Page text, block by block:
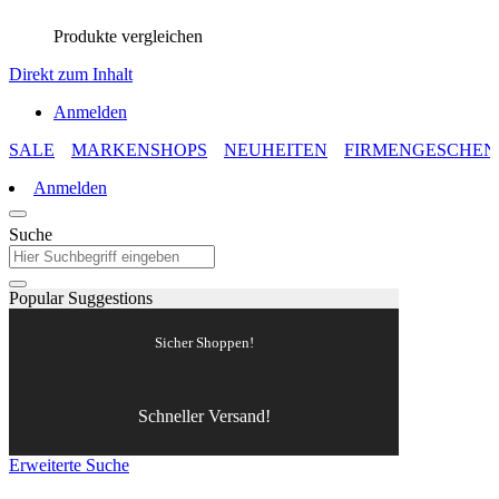
Produkte vergleichen
Direkt zum Inhalt
Anmelden
SALE
MARKENSHOPS NEUHEITEN
Anmelden
Suche
Popular Suggestions
Sicher Shoppen!
Schneller Versand!
Erweiterte Suche